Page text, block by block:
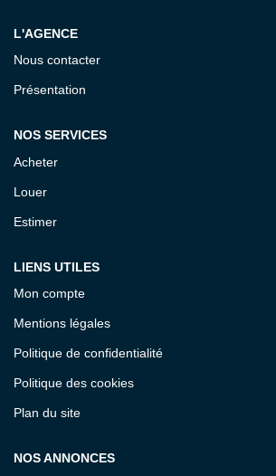
L'AGENCE
Nous contacter
Présentation
NOS SERVICES
Acheter
Louer
Estimer
LIENS UTILES
Mon compte
Mentions légales
Politique de confidentialité
Politique des cookies
Plan du site
NOS ANNONCES